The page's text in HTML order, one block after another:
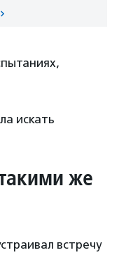
искать
же
встречу